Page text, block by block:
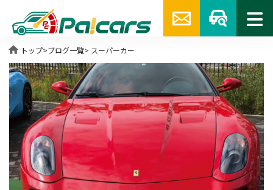
home トップ>ブログ一覧> スーパーカー